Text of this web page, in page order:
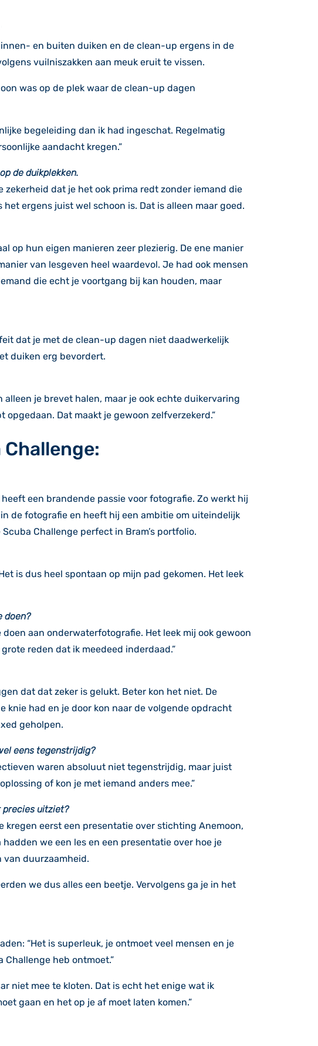
en buiten duiken en de clean-up ergens in de
vuilniszakken aan meuk eruit te vissen.
was op de plek waar de clean-up dagen
begeleiding dan ik had ingeschat. Regelmatig
aandacht kregen.”
de duikplekken.
dat je het ook prima redt zonder iemand die
ergens juist wel schoon is. Dat is alleen maar goed.
op hun eigen manieren zeer plezierig. De ene manier
van lesgeven heel waardevol. Je had ook mensen
die echt je voortgang bij kan houden, maar
dat je met de clean-up dagen niet daadwerkelijk
duiken erg bevordert.
je brevet halen, maar je ook echte duikervaring
Dat maakt je gewoon zelfverzekerd.”
een brandende passie voor fotografie. Zo werkt hij
de fotografie en heeft hij een ambitie om uiteindelijk
Challenge perfect in Bram’s portfolio.
is dus heel spontaan op mijn pad gekomen. Het leek
doen?
aan onderwaterfotografie. Het leek mij ook gewoon
reden dat ik meedeed inderdaad.”
dat dat zeker is gelukt. Beter kon het niet. De
knie had en je door kon naar de volgende opdracht
geholpen.
eens tegenstrijdig?
waren absoluut niet tegenstrijdig, maar juist
of kon je met iemand anders mee.”
precies uitziet?
kregen eerst een presentatie over stichting Anemoon,
we een les en een presentatie over hoe je
van duurzaamheid.
we dus alles een beetje. Vervolgens ga je in het
“Het is superleuk, je ontmoet veel mensen en je
heb ontmoet.”
niet mee te kloten. Dat is echt het enige wat ik
gaan en het op je af moet laten komen.”